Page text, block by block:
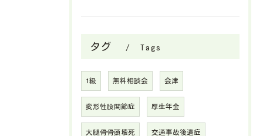
タグ Tags
1級 無料相談会 会津
変形性股関節症 厚生年金
大腿骨骨頭壊死 交通事故後遺症